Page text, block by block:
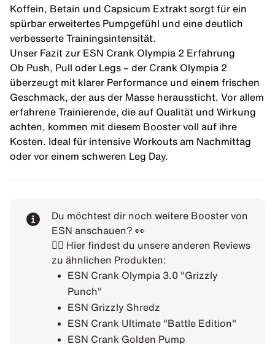
Koffein, Betain und Capsicum Extrakt sorgt für ein
spürbar erweitertes Pumpgefühl und eine deutlich
verbesserte Trainingsintensität.
Unser Fazit zur ESN Crank Olympia 2 Erfahrung
Ob Push, Pull oder Legs – der Crank Olympia 2
überzeugt mit klarer Performance und einem frischen
Geschmack, der aus der Masse heraussticht. Vor allem
erfahrene Trainierende, die auf Qualität und Wirkung
achten, kommen mit diesem Booster voll auf ihre
Kosten. Ideal für intensive Workouts am Nachmittag
oder vor einem schweren Leg Day.
Du möchtest dir noch weitere Booster von
ESN anschauen? 👀
👉🏼 Hier findest du unsere anderen Reviews
zu ähnlichen Produkten:
ESN Crank Olympia 3.0 "Grizzly
Punch"
ESN Grizzly Shredz
ESN Crank Ultimate "Battle Edition"
ESN Crank Golden Pump